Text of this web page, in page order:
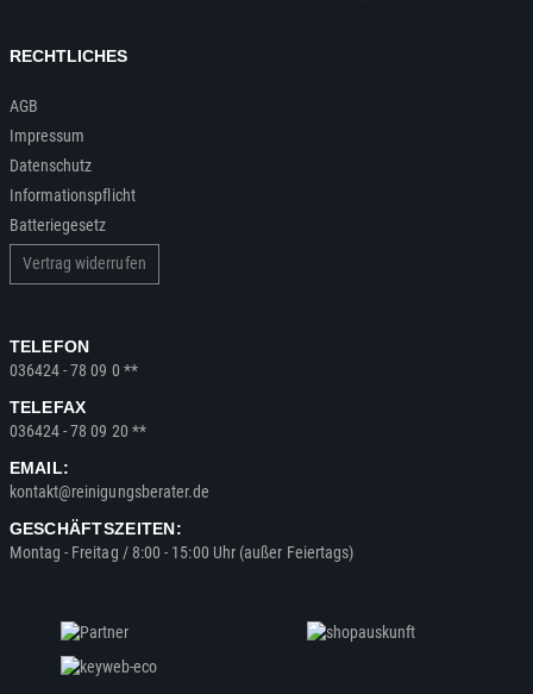
RECHTLICHES
AGB
Impressum
Datenschutz
Informationspflicht
Batteriegesetz
Vertrag widerrufen
TELEFON
036424 - 78 09 0 **
TELEFAX
036424 - 78 09 20 **
EMAIL:
kontakt@reinigungsberater.de
GESCHÄFTSZEITEN:
Montag - Freitag / 8:00 - 15:00 Uhr (außer Feiertags)